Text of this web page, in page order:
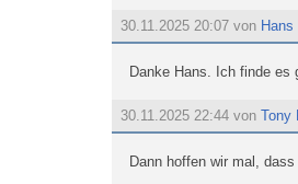
30.11.2025 20:07 von Hans
Danke Hans. Ich finde es
30.11.2025 22:44 von Tony
Dann hoffen wir mal,